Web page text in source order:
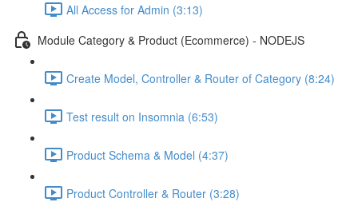
All Access for Admin (3:13)
Module Category & Product (Ecommerce) - NODEJS
Create Model, Controller & Router of Category (8:24)
Test result on Insomnia (6:53)
Product Schema & Model (4:37)
Product Controller & Router (3:28)